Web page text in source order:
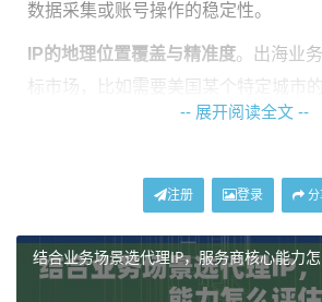
数据采集或账号操作的稳定性。
IP的地理位置覆盖与精准度。出海业
标市场，比如需要美国某个特定城市
盖欧洲多国。服务商能否提供足够广
+国家/地区只是一个基础，更重要的
充足、可用的动态IP资源。
网络连接的稳定与速度不容忽视。动
会变动，但连接通道本身需要保持稳
-- 展开阅读全文 --
注册 登录 分
结合业务场景选代理IP，服务商核心能力